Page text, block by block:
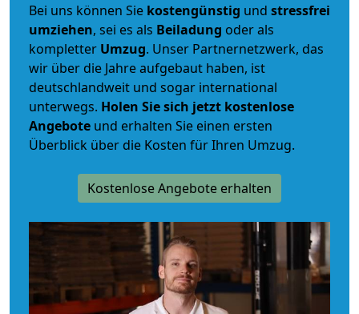
Bei uns können Sie kostengünstig und stressfrei
umziehen, sei es als Beiladung oder als
kompletter Umzug. Unser Partnernetzwerk, das
wir über die Jahre aufgebaut haben, ist
deutschlandweit und sogar international
unterwegs. Holen Sie sich jetzt kostenlose
Angebote und erhalten Sie einen ersten
Überblick über die Kosten für Ihren Umzug.
Kostenlose Angebote erhalten